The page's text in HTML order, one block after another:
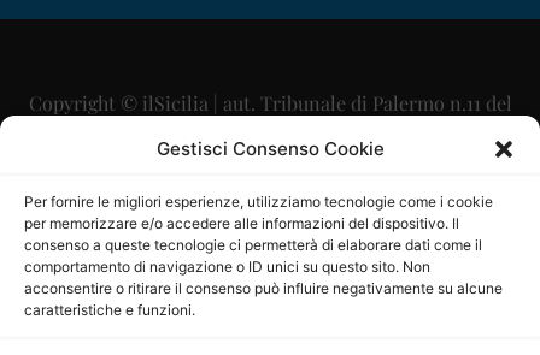
Gestisci Consenso Cookie
Per fornire le migliori esperienze, utilizziamo tecnologie come i cookie
per memorizzare e/o accedere alle informazioni del dispositivo. Il
consenso a queste tecnologie ci permetterà di elaborare dati come il
comportamento di navigazione o ID unici su questo sito. Non
acconsentire o ritirare il consenso può influire negativamente su alcune
caratteristiche e funzioni.
Copyright © ilSicilia | aut. Tribunale di Palermo n.11 del
29/09/2015
Direttore Editoriale: Maurizio Scaglione
Direttore Responsabile: Maria Calabrese